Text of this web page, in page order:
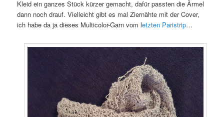
Kleid ein ganzes Stück kürzer gemacht, dafür passten die Ärmel
dann noch drauf. Vielleicht gibt es mal Ziernähte mit der Cover,
ich habe da ja dieses Multicolor-Garn vom letzten Paristrip…